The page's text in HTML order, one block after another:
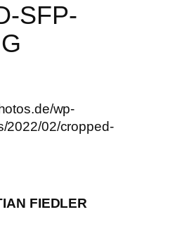
SFP-
wp-
2022/02/cropped-
FIEDLER